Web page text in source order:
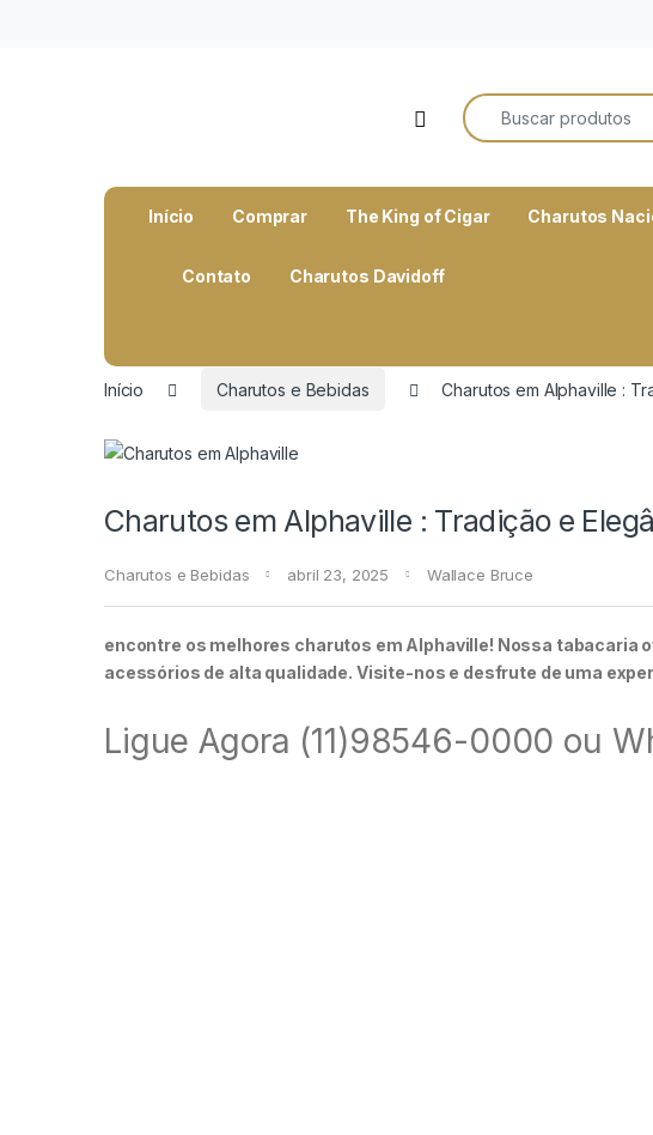
Open
Search for:
Início Comprar The King of Cigar Charutos
Contato Charutos Davidoff
Início Charutos e Bebidas Charutos em Alphaville :
Charutos em Alphaville : Tradição e
Charutos e Bebidas abril 23, 2025 Wallace Bruce
encontre os melhores charutos em Alphaville! Nossa tabacaria
acessórios de alta qualidade. Visite-nos e desfrute de uma
Ligue Agora (11)98546-0000 ou